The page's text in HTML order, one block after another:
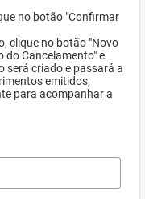
no botão "Confirmar
clique no botão "Novo
do Cancelamento" e
será criado e passará a
emitidos;
para acompanhar a